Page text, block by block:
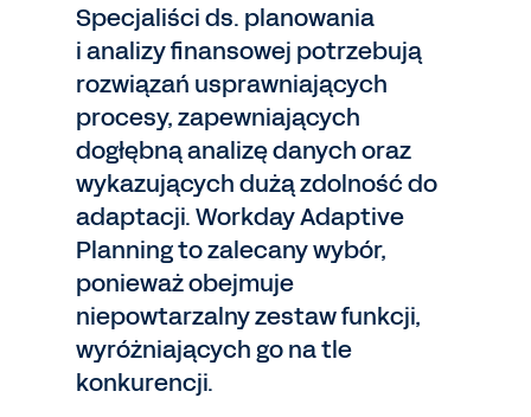
Specjaliści ds. planowania
i analizy finansowej potrzebują
rozwiązań usprawniających
procesy, zapewniających
dogłębną analizę danych oraz
wykazujących dużą zdolność do
adaptacji. Workday Adaptive
Planning to zalecany wybór,
ponieważ obejmuje
niepowtarzalny zestaw funkcji,
wyróżniających go na tle
konkurencji.